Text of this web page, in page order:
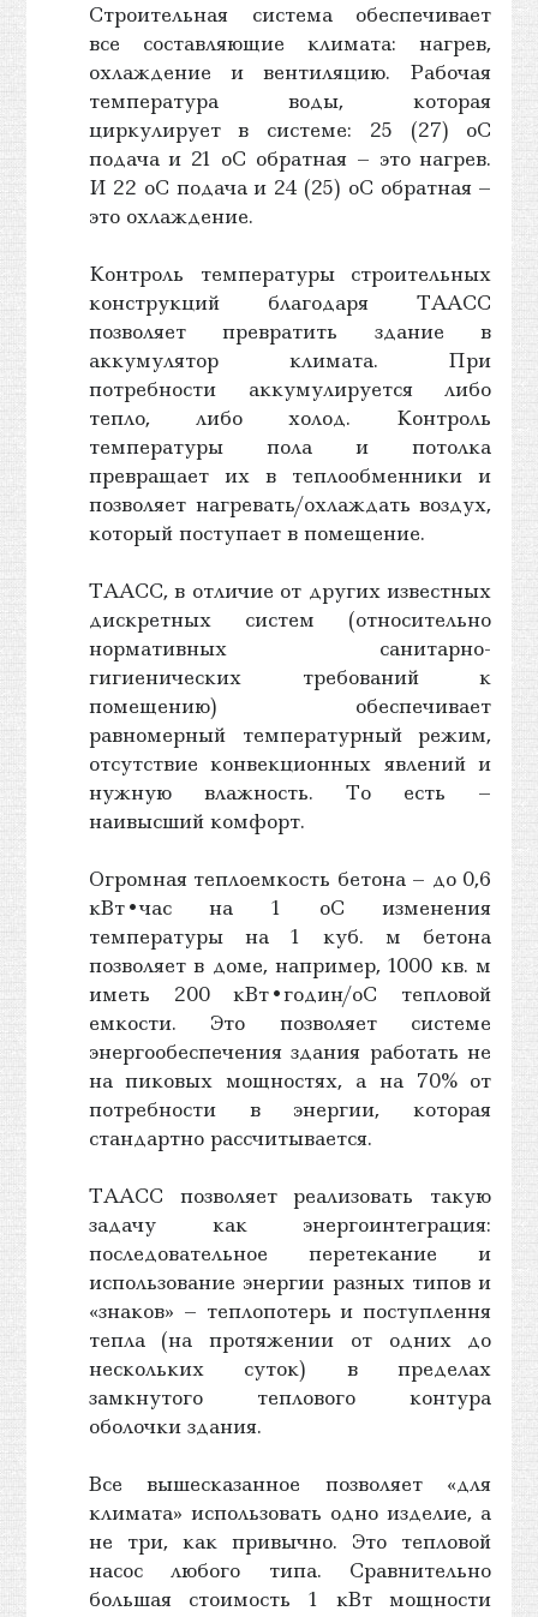
Строительная система обеспечивает
все составляющие климата: нагрев,
охлаждение и вентиляцию. Рабочая
температура воды, которая
циркулирует в системе: 25 (27) oС
подача и 21 oС обратная – это нагрев.
И 22 oС подача и 24 (25) oС обратная –
это охлаждение.
Контроль температуры строительных
конструкций благодаря ТААСС
позволяет превратить здание в
аккумулятор климата. При
потребности аккумулируется либо
тепло, либо холод. Контроль
температуры пола и потолка
превращает их в теплообменники и
позволяет нагревать/охлаждать воздух,
который поступает в помещение.
ТААСС, в отличие от других известных
дискретных систем (относительно
нормативных санитарно-
гигиенических требований к
помещению) обеспечивает
равномерный температурный режим,
отсутствие конвекционных явлений и
нужную влажность. То есть –
наивысший комфорт.
Огромная теплоемкость бетона – до 0,6
кВт•час на 1 oС изменения
температуры на 1 куб. м бетона
позволяет в доме, например, 1000 кв. м
иметь 200 кВт•годин/oС тепловой
емкости. Это позволяет системе
энергообеспечения здания работать не
на пиковых мощностях, а на 70% от
потребности в энергии, которая
стандартно рассчитывается.
ТААСС позволяет реализовать такую
задачу как энергоинтеграция:
последовательное перетекание и
использование энергии разных типов и
«знаков» – теплопотерь и поступлення
тепла (на протяжении от одних до
нескольких суток) в пределах
замкнутого теплового контура
оболочки здания.
Все вышесказанное позволяет «для
климата» использовать одно изделие, а
не три, как привычно. Это тепловой
насос любого типа. Сравнительно
большая стоимость 1 кВт мощности